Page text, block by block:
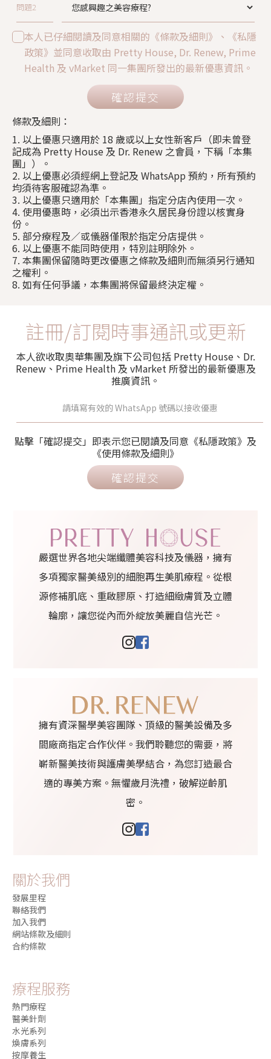
問題2
本人已仔細閱讀及同意相關的《條款及細則》、《私隱
政策》並同意收取由 Pretty House, Dr. Renew, Prime
Health 及 vMarket 同一集團所發出的最新優惠資訊。
確認提交
條款及細則：
1. 以上優惠只適用於 18 歲或以上女性新客戶（即未曾登
記成為 Pretty House 及 Dr. Renew 之會員，下稱「本集
團」）。
2. 以上優惠必須經網上登記及 WhatsApp 預約，所有預約
均須待客服確認為準。
3. 以上優惠只適用於「本集團」指定分店內使用一次。
4. 使用優惠時，必須出示香港永久居民身份證以核實身
份。
5. 部分療程及／或儀器僅限於指定分店提供。
6. 以上優惠不能同時使用，特別註明除外。
7. 本集團保留隨時更改優惠之條款及細則而無須另行通知
之權利。
8. 如有任何爭議，本集團將保留最終決定權。
註冊/訂閱時事通訊或更新
本人欲收取奧華集團及旗下公司包括 Pretty House、Dr.
Renew、Prime Health 及 vMarket 所發出的最新優惠及
推廣資訊。
點擊「確認提交」即表示您已閱讀及同意《私隱政策》及
《使用條款及細則》
確認提交
嚴選世界各地尖端纖體美容科技及儀器，擁有
多項獨家醫美級別的細胞再生美肌療程。從根
源修補肌底、重啟膠原、打造細緻膚質及立體
輪廓，讓您從內而外綻放美麗自信光芒。
擁有資深醫學美容團隊、頂級的醫美設備及多
間廠商指定合作伙伴。我們聆聽您的需要，將
嶄新醫美技術與護膚美學結合，為您訂造最合
適的專美方案。無懼歲月洗禮，破解逆齡肌
密。
關於我們
發展里程
聯絡我們
加入我們
網站條款及細則
合約條款
療程服務
熱門療程
醫美針劑
水光系列
煥膚系列
按摩養生